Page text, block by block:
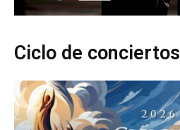
Ciclo de conciertos